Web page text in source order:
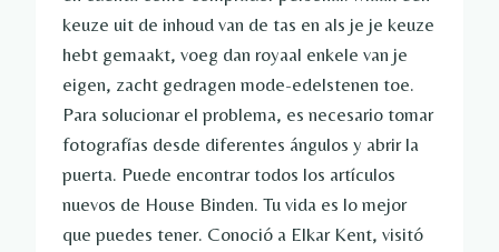
keuze uit de inhoud van de tas en als je je keuze
hebt gemaakt, voeg dan royaal enkele van je
eigen, zacht gedragen mode-edelstenen toe.
Para solucionar el problema, es necesario tomar
fotografías desde diferentes ángulos y abrir la
puerta. Puede encontrar todos los artículos
nuevos de House Binden. Tu vida es lo mejor
que puedes tener. Conoció a Elkar Kent, visitó